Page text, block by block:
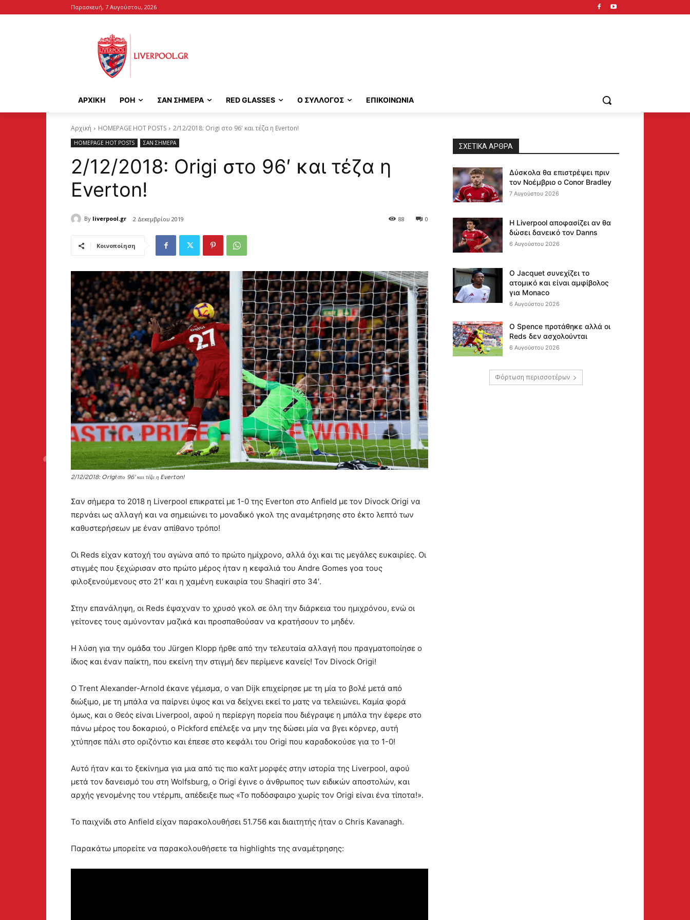
Παρασκευή, 7 Αυγούστου, 2026
ΑΡΧΙΚΉ ΡΟΗ ΣΑΝ ΣΗΜΕΡΑ RED GLASSES Ο ΣΥΛΛΟΓΟΣ ΕΠΙΚΟΙΝΩΝΙΑ
Αρχική HOMEPAGE HOT POSTS 2/12/2018: Origi στο 96' και τέζα η Everton!
HOMEPAGE HOT POSTS ΣΑΝ ΣΗΜΕΡΑ
2/12/2018: Origi στο 96′ και τέζα η
Everton!
By liverpool.gr 2 Δεκεμβρίου 2019 0
88
Κοινοποίηση
2/12/2018: Origi στο 96' και τέζα η Everton!
Σαν σήμερα το 2018 η Liverpool επικρατεί με 1-0 της Everton στο Anfield με τον Divock Origi να
περνάει ως αλλαγή και να σημειώνει το μοναδικό γκολ της αναμέτρησης στο έκτο λεπτό των
καθυστερήσεων με έναν απίθανο τρόπο!
Οι Reds είχαν κατοχή του αγώνα από το πρώτο ημίχρονο, αλλά όχι και τις μεγάλες ευκαιρίες. Οι
στιγμές που ξεχώρισαν στο πρώτο μέρος ήταν η κεφαλιά του Andre Gomes γοα τους
φιλοξενούμενους στο 21′ και η χαμένη ευκαιρία του Shaqiri στο 34′.
Στην επανάληψη, οι Reds έψαχναν το χρυσό γκολ σε όλη την διάρκεια του ημιχρόνου, ενώ οι
γείτονες τους αμύνονταν μαζικά και προσπαθούσαν να κρατήσουν το μηδέν.
Η λύση για την ομάδα του Jürgen Klopp ήρθε από την τελευταία αλλαγή που πραγματοποίησε ο
ίδιος και έναν παίκτη, που εκείνη την στιγμή δεν περίμενε κανείς! Τον Divock Origi!
Ο Trent Alexander-Arnold έκανε γέμισμα, ο van Dijk επιχείρησε με τη μία το βολέ μετά από
διώξιμο, με τη μπάλα να παίρνει ύψος και να δείχνει εκεί το ματς να τελειώνει. Καμία φορά
όμως, και ο Θεός είναι Liverpool, αφού η περίεργη πορεία που διέγραψε η μπάλα την έφερε στο
πάνω μέρος του δοκαριού, ο Pickford επέλεξε να μην της δώσει μία να βγει κόρνερ, αυτή
χτύπησε πάλι στο οριζόντιο και έπεσε στο κεφάλι του Origi που καραδοκούσε για το 1-0!
Αυτό ήταν και το ξεκίνημα για μια από τις πιο καλτ μορφές στην ιστορία της Liverpool, αφού
μετά τον δανεισμό του στη Wolfsburg, o Origi έγινε ο άνθρωπος των ειδικών αποστολών, και
αρχής γενομένης του ντέρμπι, απέδειξε πως «Το ποδόσφαιρο χωρίς τον Origi είναι ένα τίποτα!».
Το παιχνίδι στο Anfield είχαν παρακολουθήσει 51.756 και διαιτητής ήταν ο Chris Kavanagh.
Παρακάτω μπορείτε να παρακολουθήσετε τα highlights της αναμέτρησης:
ΣΧΕΤΙΚΆ ΆΡΘΡΑ
Δύσκολα θα επιστρέψει πριν
τον Νοέμβριο ο Conor Bradley
7 Αυγούστου 2026
Η Liverpool αποφασίζει αν θα
δώσει δανεικό τον Danns
6 Αυγούστου 2026
Ο Jacquet συνεχίζει το
ατομικό και είναι αμφίβολος
για Monaco
6 Αυγούστου 2026
Ο Spence προτάθηκε αλλά οι
Reds δεν ασχολούνται
6 Αυγούστου 2026
Φόρτωση περισσοτέρων